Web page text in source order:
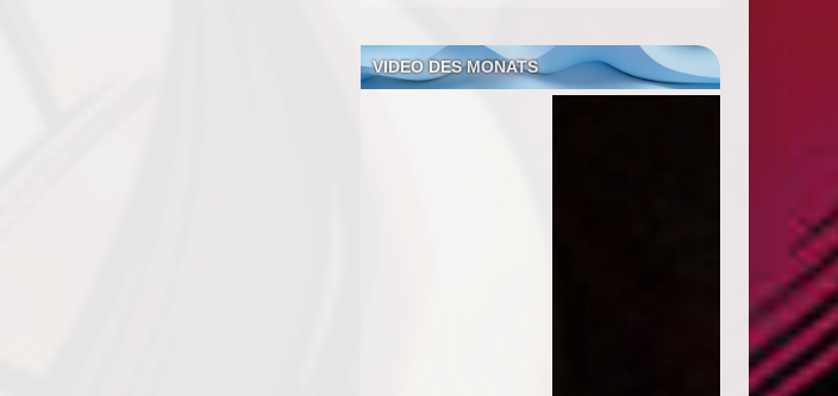
VIDEO DES MONATS